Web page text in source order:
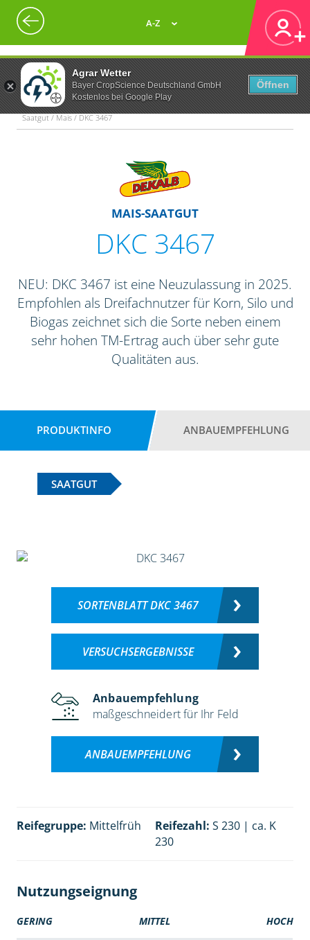
Agrar Wetter
Bayer CropScience Deutschland GmbH
Kostenlos bei Google Play
Öffnen
A-Z
Saatgut / Mais / DKC 3467
MAIS-SAATGUT
DKC 3467
NEU: DKC 3467 ist eine Neuzulassung in 2025.
Empfohlen als Dreifachnutzer für Korn, Silo und
Biogas zeichnet sich die Sorte neben einem
sehr hohen TM-Ertrag auch über sehr gute
Qualitäten aus.
PRODUKTINFO ANBAUEMPFEHLUNG
SAATGUT
SORTENBLATT DKC 3467
VERSUCHSERGEBNISSE
Anbauempfehlung
maßgeschneidert für Ihr Feld
ANBAUEMPFEHLUNG
Reifegruppe: Mittelfrüh Reifezahl: S 230 | ca. K
230
Nutzungseignung
GERING MITTEL HOCH